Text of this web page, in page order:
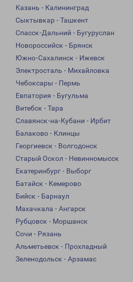
Казань - Калининград
Сыктывкар - Ташкент
Спасск-Дальний - Бугуруслан
Новороссийск - Брянск
Южно-Сахалинск - Ижевск
Электросталь - Михайловка
Чебоксары - Пермь
Евпатория - Бугульма
Витебск - Тара
Славянск-на-Кубани - Ирбит
Балаково - Клинцы
Георгиевск - Волгодонск
Старый Оскол - Невинномысск
Екатеринбург - Выборг
Батайск - Кемерово
Бийск - Барнаул
Махачкала - Ангарск
Рубцовск - Моршанск
Сочи - Рязань
Альметьевск - Прохладный
Зеленодольск - Арзамас